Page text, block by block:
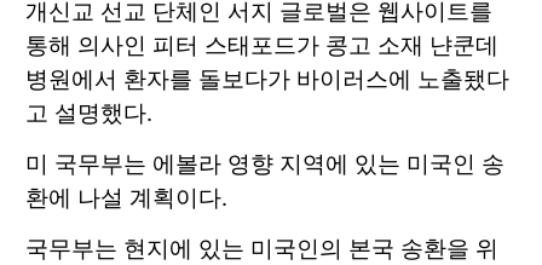
개신교 선교 단체인 서지 글로벌은 웹사이트를
통해 의사인 피터 스태포드가 콩고 소재 냔쿤데
병원에서 환자를 돌보다가 바이러스에 노출됐다
고 설명했다.
미 국무부는 에볼라 영향 지역에 있는 미국인 송
환에 나설 계획이다.
국무부는 현지에 있는 미국인의 본국 송환을 위